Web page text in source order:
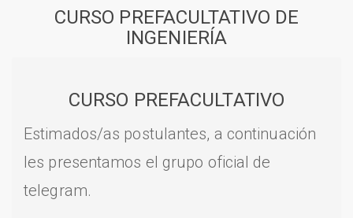
CURSO PREFACULTATIVO DE
INGENIERÍA
CURSO PREFACULTATIVO
Estimados/as postulantes, a continuación
les presentamos el grupo oficial de
telegram.